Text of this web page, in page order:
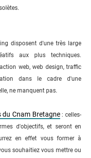
disposent d'une très large
aux plus techniques.
web, web design, traffic
dans le cadre d'une
ne manquent pas.
Cnam Bretagne: celles-
d'objectifs, et seront en
en effet vous former à
souhaitiez vous mettre ou